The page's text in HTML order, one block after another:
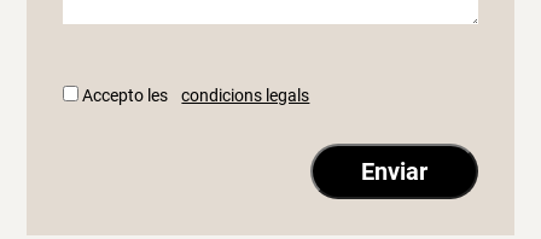
Accepto les condicions legals